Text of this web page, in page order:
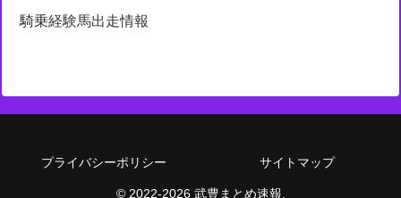
騎乗経験馬出走情報
プライバシーポリシー サイトマップ
© 2022-2026 武豊まとめ速報.